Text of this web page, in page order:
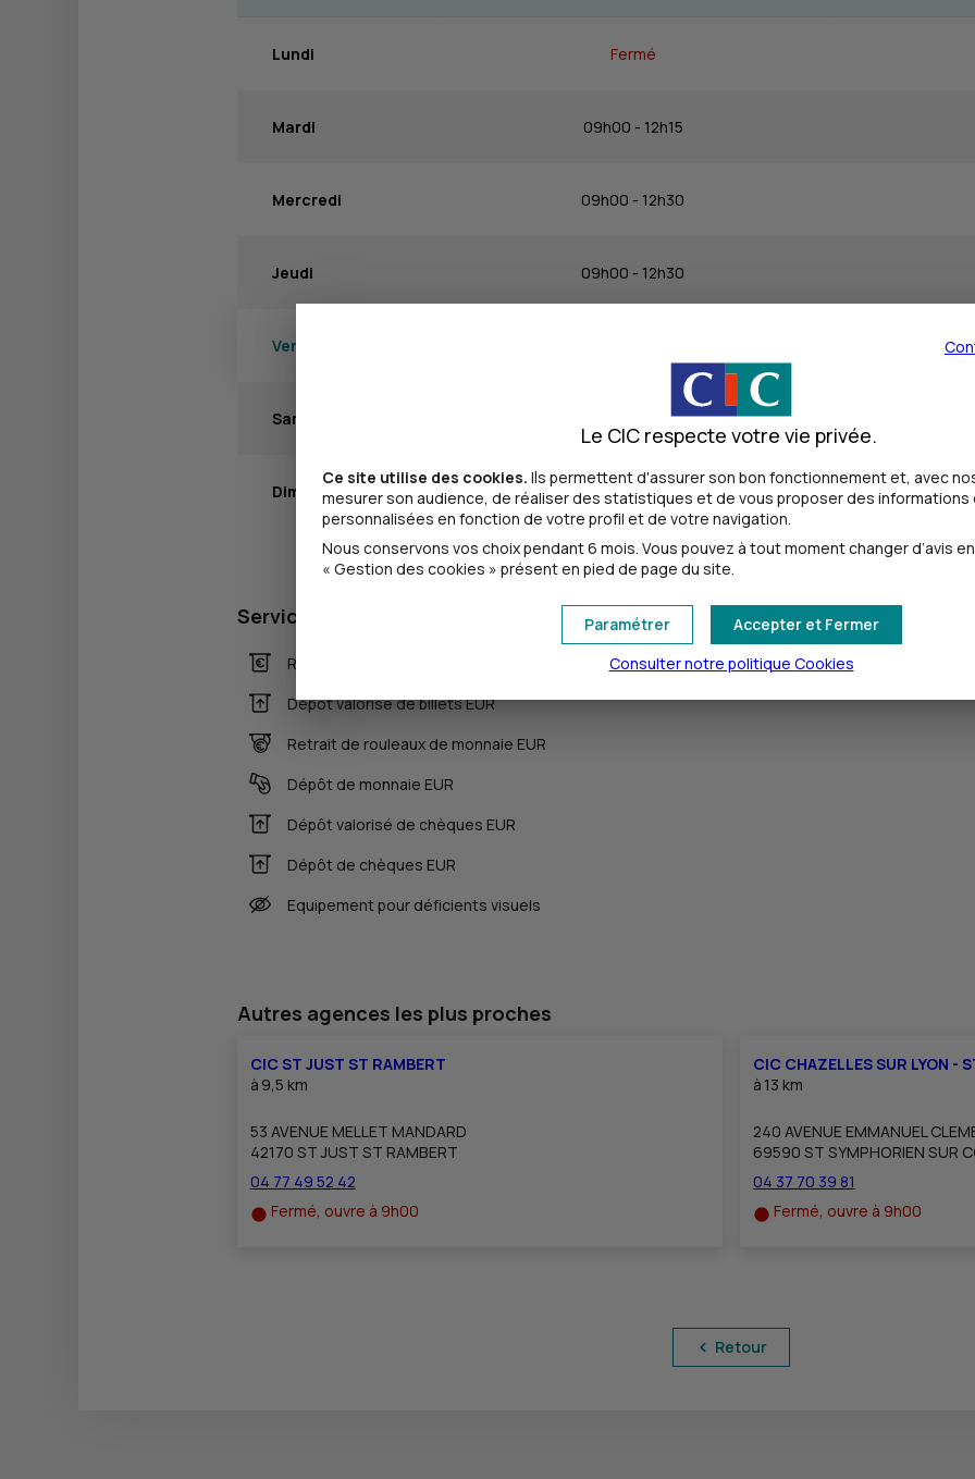
Lundi Fermé
Mardi 09h00 - 12h15
Mercredi 09h00 - 12h30
Jeudi 09h00 - 12h30
Vendredi
Samedi 09h00 - 12h30
Dimanche Fermé
Services
Retrait de billets EUR
Dépôt valorisé de billets EUR
Retrait de rouleaux de monnaie EUR
Dépôt de monnaie EUR
Dépôt valorisé de chèques EUR
Dépôt de chèques EUR
Equipement pour déficients visuels
Autres agences les plus proches
CIC ST JUST ST RAMBERT
à 9,5 km
53 AVENUE MELLET MANDARD
42170 ST JUST ST RAMBERT
04 77 49 52 42
Fermé, ouvre à 9h00
CIC CHAZELLES SUR LYON -
à 13 km
240 AVENUE EMMANUEL
69590 ST SYMPHORIEN SUR
04 37 70 39 81
Fermé, ouvre à 9h00
Retour
Le CIC respecte votre vie privée.
Ce site utilise des cookies. Ils permettent d'assurer son bon fonctionnement et, avec
mesurer son audience, de réaliser des statistiques et de vous proposer des informations
personnalisées en fonction de votre profil et de votre navigation.
Nous conservons vos choix pendant 6 mois. Vous pouvez à tout moment changer d’avis
« Gestion des cookies » présent en pied de page du site.
Accepter et Fermer
Paramétrer
Consulter notre politique Cookies